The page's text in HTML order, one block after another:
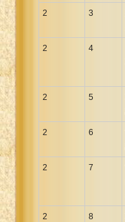
2 3
2 4
2 5
2 6
2 7
2 8